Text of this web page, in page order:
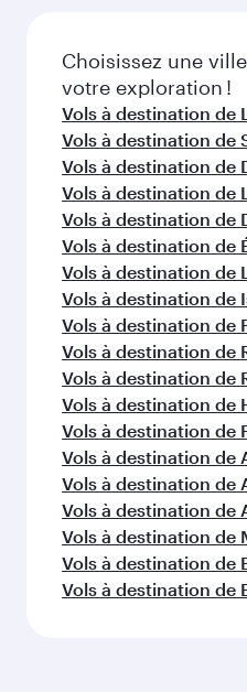
Choisissez une
votre exploration !
Vols à destination de
Vols à destination de
Vols à destination de
Vols à destination de
Vols à destination de
Vols à destination de
Vols à destination de
Vols à destination de
Vols à destination de
Vols à destination de
Vols à destination de
Vols à destination de
Vols à destination de
Vols à destination de
Vols à destination de
Vols à destination de
Vols à destination de
Vols à destination de
Vols à destination de